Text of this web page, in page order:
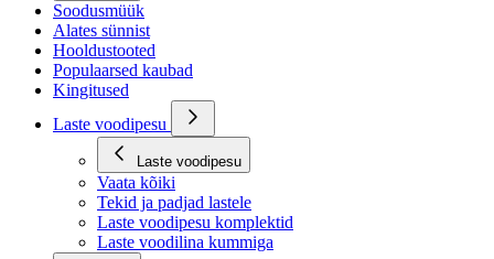
Soodusmüük
Alates sünnist
Hooldustooted
Populaarsed kaubad
Kingitused
Laste voodipesu
Laste voodipesu
Vaata kõiki
Tekid ja padjad lastele
Laste voodipesu komplektid
Laste voodilina kummiga